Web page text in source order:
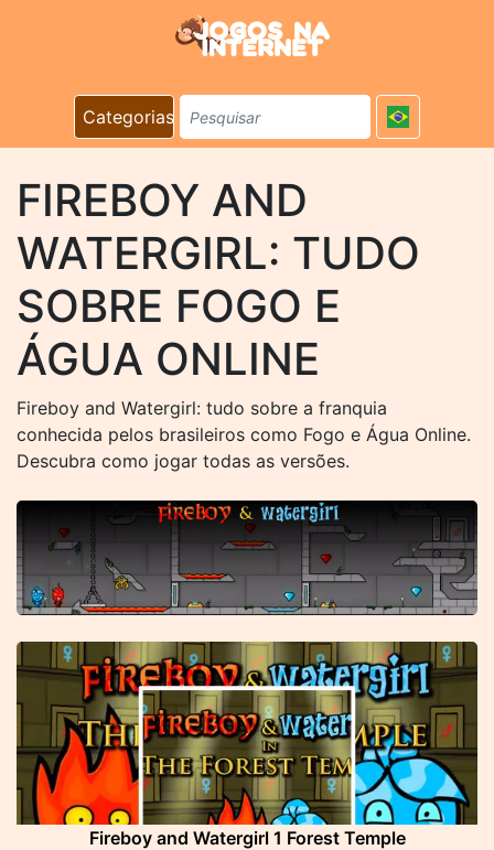
Categorias
FIREBOY AND
WATERGIRL: TUDO
SOBRE FOGO E
ÁGUA ONLINE
Fireboy and Watergirl: tudo sobre a franquia
conhecida pelos brasileiros como Fogo e Água Online.
Descubra como jogar todas as versões.
Fireboy and Watergirl 1 Forest Temple